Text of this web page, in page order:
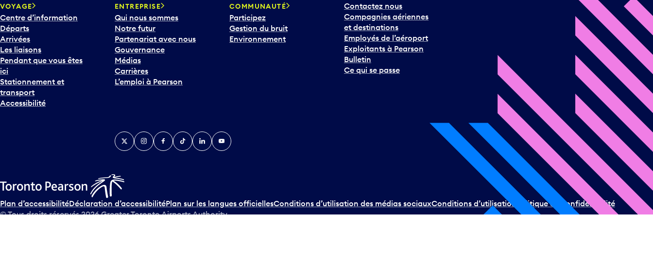
VOYAGE
Centre d’information
Départs
Arrivées
Les liaisons
Pendant que vous êtes
ici
Stationnement et
transport
Accessibilité
ENTREPRISE
Qui nous sommes
Notre futur
Partenariat avec nous
Gouvernance
Médias
Carrières
L’emploi à Pearson
COMMUNAUTÉ
Participez
Gestion du bruit
Environnement
Contactez nous
Compagnies aériennes
et destinations
Employés de l’aéroport
Exploitants à Pearson
Bulletin
Ce qui se passe
TwitterInstagramFacebook
TikTokLinkedInYouTube
Plan d’accessibilitéDéclaration d’accessibilitéPlan sur les langues officiellesConditions d’utilisation des médias sociauxConditions d’utilisation
Politique de confidentialité
© Tous droits réservés2026Greater Toronto Airports Authority.